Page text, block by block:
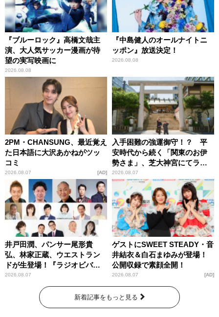
『ブルーロック』高橋文哉主
演、大人気サッカー漫画が待
望の実写映画に
2026.08.08
『中島健人のオールナイトニ
ッポン』放送決定！
2026.08.08
2PM・CHANSUNG、最近覚え
た日本語に大沢あかねがツッ
コミ
2026.08.07 AD
入手困難の強運御守！？ 平
安時代から続く「関東のお伊
勢さま」、芝大神宮にてラン
パンプスが合格祈願！
2026.08.07
井戸田潤、パンサー尾形貴
弘、林家正蔵、ウエストラン
ドが生登場！『ラジオビバリ
ー昼ズ』
2026.08.07
ゲストにSWEET STEADY・音
井結衣＆白石まゆみが登場！
公開収録で素顔全開！
2026.08.07 AD
新着記事をもっと見る